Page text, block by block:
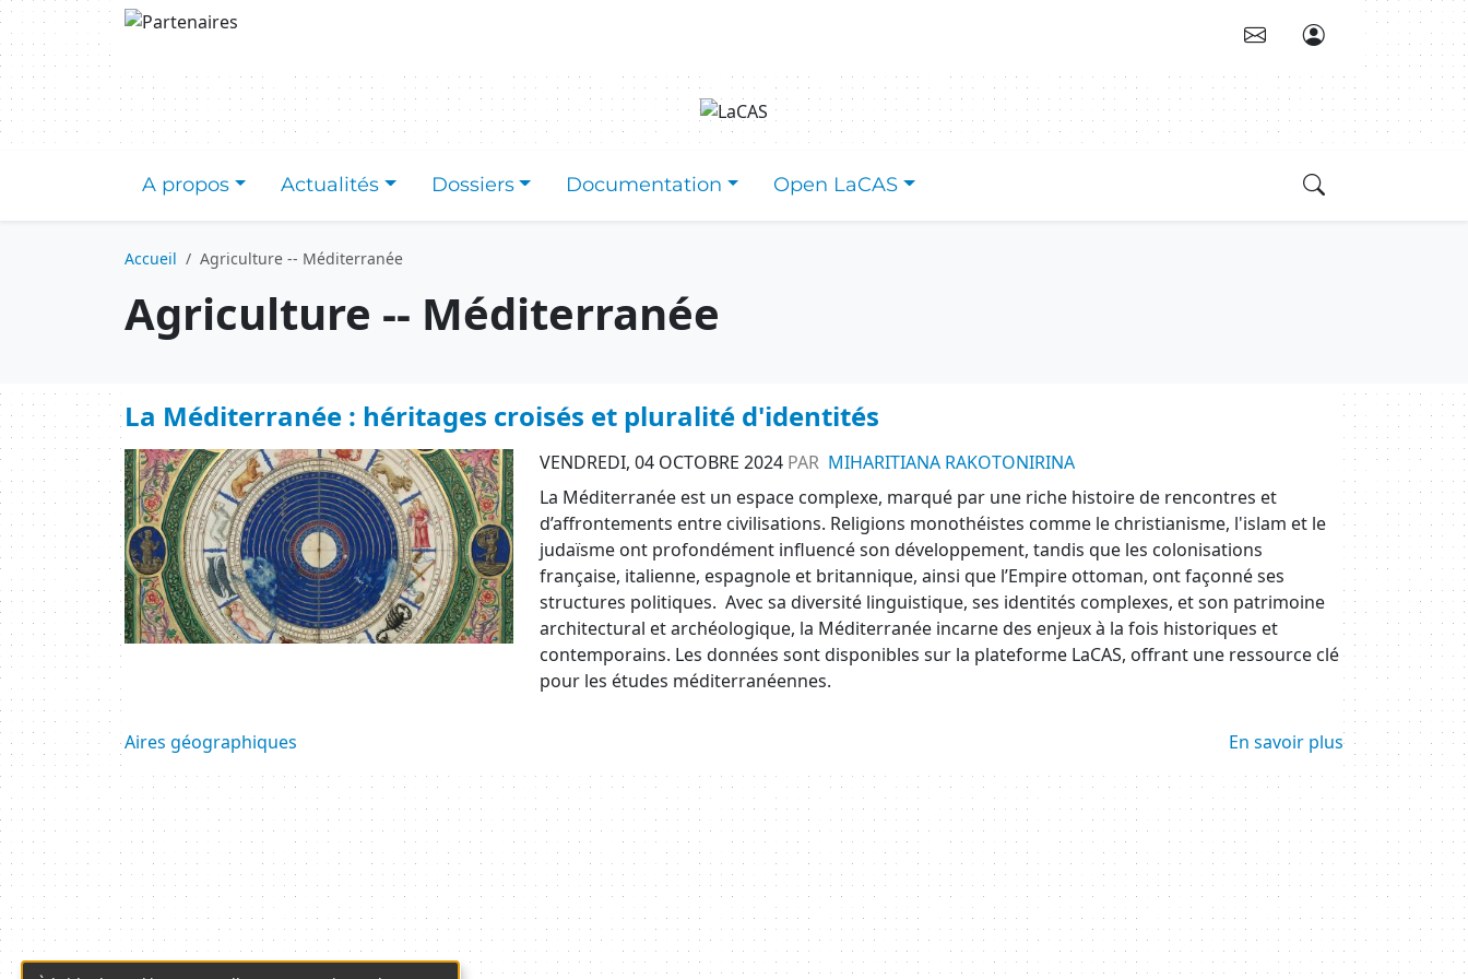
Aller au contenu principal
A propos Actualités Dossiers Documentation Open LaCAS
Accueil Agriculture -- Méditerranée
Agriculture -- Méditerranée
La Méditerranée : héritages croisés et pluralité d'identités
Image VENDREDI, 04 OCTOBRE 2024 PAR MIHARITIANA RAKOTONIRINA
La Méditerranée est un espace complexe, marqué par une riche histoire de rencontres et
d’affrontements entre civilisations. Religions monothéistes comme le christianisme, l'islam et le
judaïsme ont profondément influencé son développement, tandis que les colonisations
française, italienne, espagnole et britannique, ainsi que l’Empire ottoman, ont façonné ses
structures politiques. Avec sa diversité linguistique, ses identités complexes, et son patrimoine
architectural et archéologique, la Méditerranée incarne des enjeux à la fois historiques et
contemporains. Les données sont disponibles sur la plateforme LaCAS, offrant une ressource clé
pour les études méditerranéennes.
Aires géographiques En savoir plus